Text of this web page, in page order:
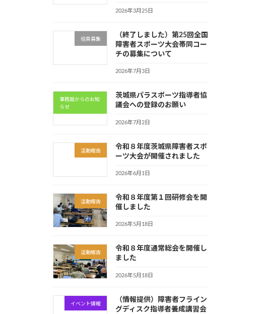
2026年3月25日
役員募集
（終了しました）第25回全国
障害者スポーツ大会帯同コー
チの募集について
2026年7月3日
事務局からのお知
らせ
茨城県パラスポーツ指導者協
議会への登録のお願い
2026年7月2日
活動報告
令和８年度茨城県障害者スポ
ーツ大会が開催されました
2026年6月1日
活動報告
令和８年度第１回研修会を開
催しました
2026年5月18日
活動報告
令和８年度通常総会を開催し
ました
2026年5月18日
イベント情報
（情報提供）障害者フライン
グディスク指導者養成講習会